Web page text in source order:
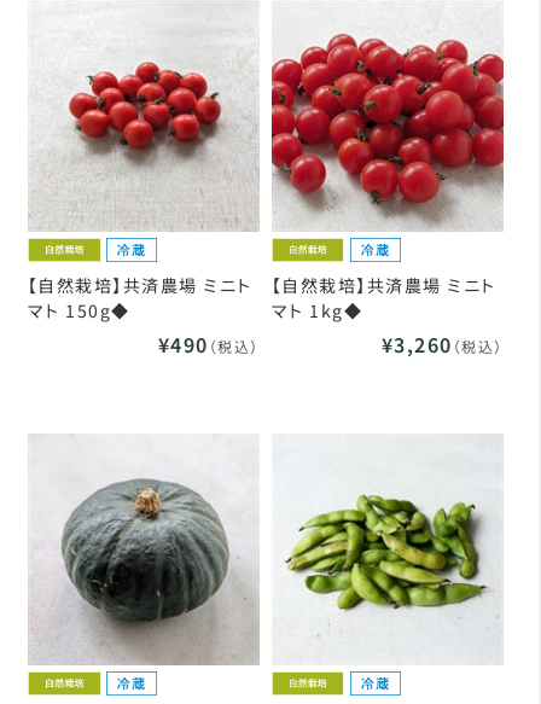
【自然栽培】共済農場 ミニト
マト 150g◆
¥490 （税込）
【自然栽培】共済農場 ミニト
マト 1kg◆
¥3,260 （税込）